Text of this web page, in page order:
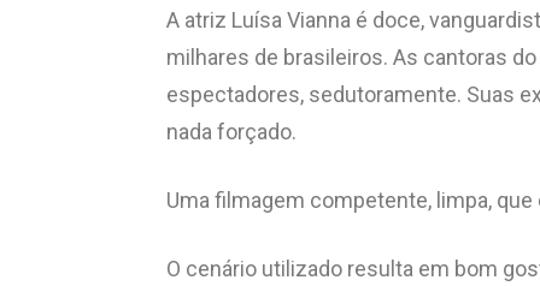
A atriz Luísa Vianna é doce,
milhares de brasileiros. As cantoras
espectadores, sedutoramente. Suas
nada forçado.
Uma filmagem competente, limpa,
O cenário utilizado resulta em bom